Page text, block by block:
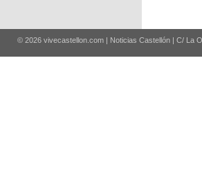
© 2026 vivecastellon.com | Noticias Castellón | C/ La